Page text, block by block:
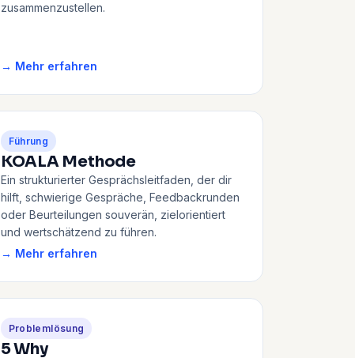
zusammenzustellen.
→ Mehr erfahren
Führung
KOALA Methode
Ein strukturierter Gesprächsleitfaden, der dir
hilft, schwierige Gespräche, Feedbackrunden
oder Beurteilungen souverän, zielorientiert
und wertschätzend zu führen.
→ Mehr erfahren
Problemlösung
5 Why